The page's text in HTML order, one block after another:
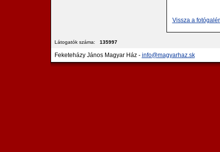
Vissza a
Látogatók száma: 135997
Feketeházy János Magyar Ház - info@magyarhaz.sk